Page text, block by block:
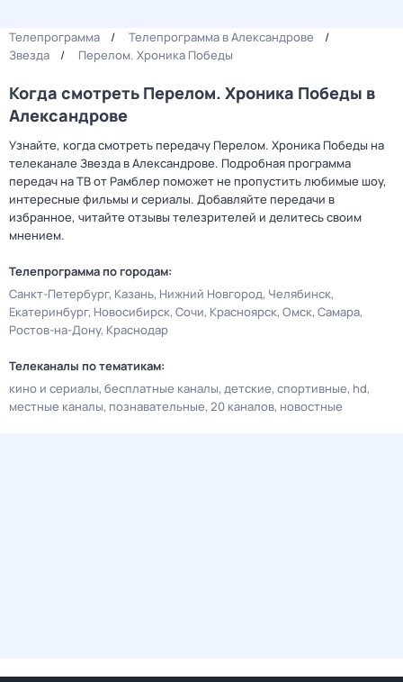
Телепрограмма
Телепрограмма в Александрове
Звезда
Пeрелом. Хроника Побeды
Когда смотреть Пeрелом. Хроника Побeды в
Александрове
Узнайте, когда смотреть передачу Пeрелом. Хроника Побeды на
телеканале Звезда в Александрове. Подробная программа
передач на ТВ от Рамблер поможет не пропустить любимые шоу,
интересные фильмы и сериалы. Добавляйте передачи в
избранное, читайте отзывы телезрителей и делитесь своим
мнением.
Телепрограмма по городам:
Санкт-Петербург Казань Нижний Новгород Челябинск
Екатеринбург Новосибирск Сочи Красноярск Омск Самара
Ростов-на-Дону Краснодар
Телеканалы по тематикам:
кино и сериалы бесплатные каналы детские спортивные hd
местные каналы познавательные 20 каналов новостные